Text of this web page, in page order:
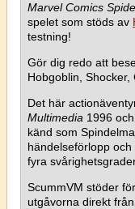
Marvel Comics
spelet som stöds av
testning!
Gör dig redo att
Hobgoblin,
Det här
Multimedia 1996
känd som
händelseförlopp
fyra
ScummVM stöder
utgåvorna direkt